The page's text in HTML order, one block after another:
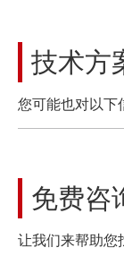
技术方
您可能也对以下
免费咨
让我们来帮助您